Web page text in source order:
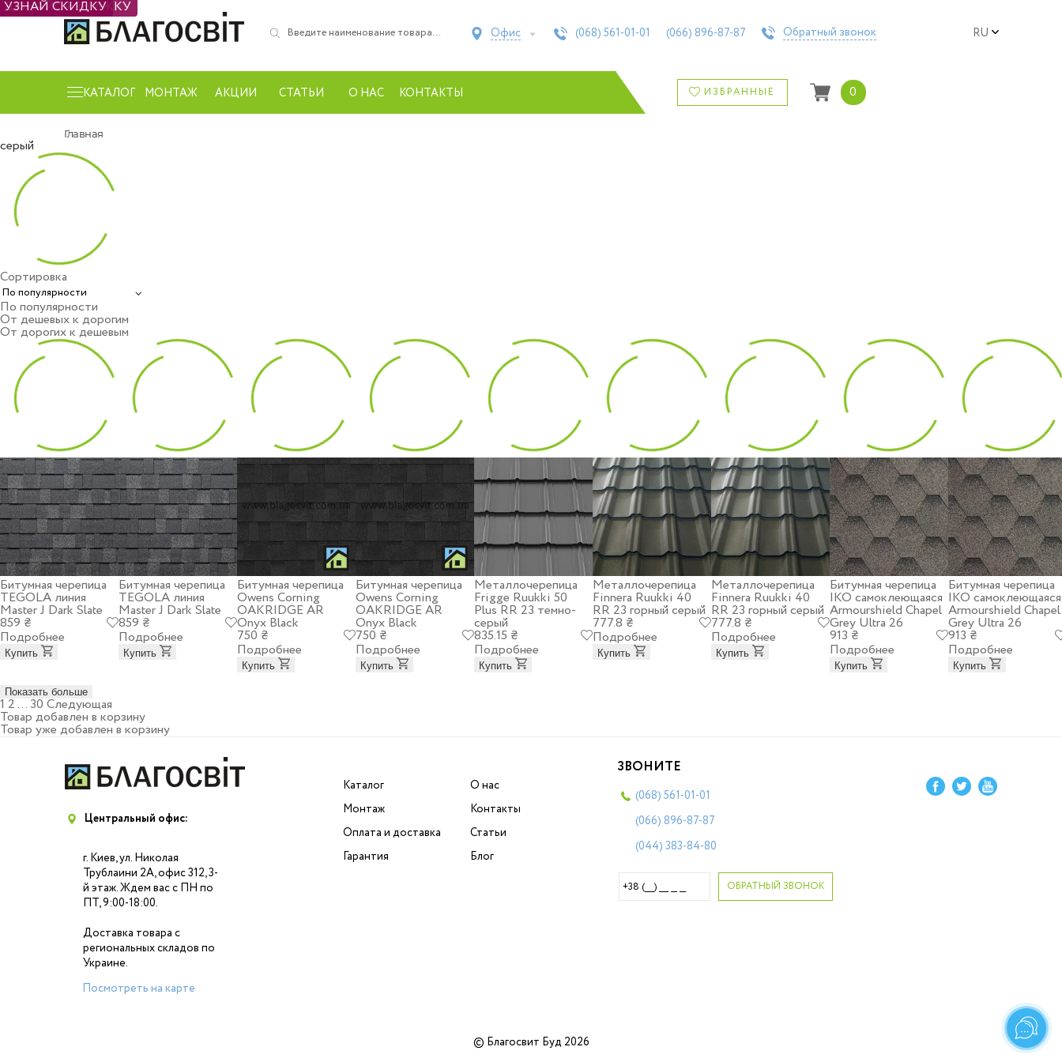
Офис (068) 561-01-01 (066) 896-87-87 Обратный звонок RU
КАТАЛОГ МОНТАЖ АКЦИИ СТАТЬИ О НАС КОНТАКТЫ ИЗБРАННЫЕ 0
Главная
серый
Сортировка
По популярности
От дешевых к дорогим
От дорогих к дешевым
Битумная черепица
TEGOLA линия
Master J Dark Slate
859 ₴
Подробнее
Купить
Битумная черепица
TEGOLA линия
Master J Dark Slate
859 ₴
Подробнее
Купить
УЗНАЙ СКИДКУ
Битумная черепица
Owens Corning
OAKRIDGE AR
Onyx Black
750 ₴
Подробнее
Купить
ДІЗНАЙСЯ ЗНИЖКУ
Битумная черепица
Owens Corning
OAKRIDGE AR
Onyx Black
750 ₴
Подробнее
Купить
Металлочерепица
Frigge Ruukki 50
Plus RR 23 темно-
серый
835.15 ₴
Подробнее
Купить
Металлочерепица
Finnera Ruukki 40
RR 23 горный серый
777.8 ₴
Подробнее
Купить
Металлочерепица
Finnera Ruukki 40
RR 23 горный серый
777.8 ₴
Подробнее
Купить
УЗНАЙ СКИДКУ
Битумная черепица
IKO самоклеющаяся
Armourshield Chapel
Grey Ultra 26
913 ₴
Подробнее
Купить
Битумная черепица
IKO самоклеющаяся
Armourshield Chapel
Grey Ultra 26
913 ₴
Подробнее
Купить
Показать больше
Навигация
по
записям
1 2 … 30 Следующая
Товар добавлен в корзину
Товар уже добавлен в корзину
Центральный офис:
г. Киев, ул. Николая
Трублаини 2А, офис 312, 3-
й этаж. Ждем вас с ПН по
ПТ, 9:00-18:00.
Доставка товара с
региональных складов по
Украине.
Посмотреть на карте
Каталог
Монтаж
Оплата и доставка
Гарантия
О нас
Контакты
Статьи
Блог
ЗВОНИТЕ
(068) 561-01-01
(066) 896-87-87
(044) 383-84-80
© Благосвит Буд 2026